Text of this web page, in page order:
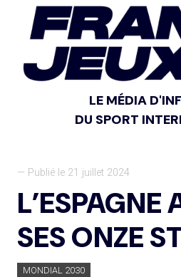
LE MÉDIA
DU SPORT
— Publié le 21 juillet 2024
L’ESPAGNE
SES ONZE
MONDIAL 2030